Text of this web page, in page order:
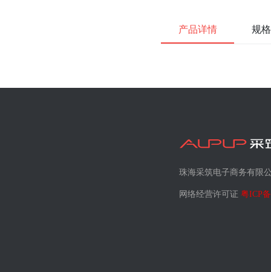
产品详情 规
珠海采筑电子商务有限
网络经营许可证 粤ICP